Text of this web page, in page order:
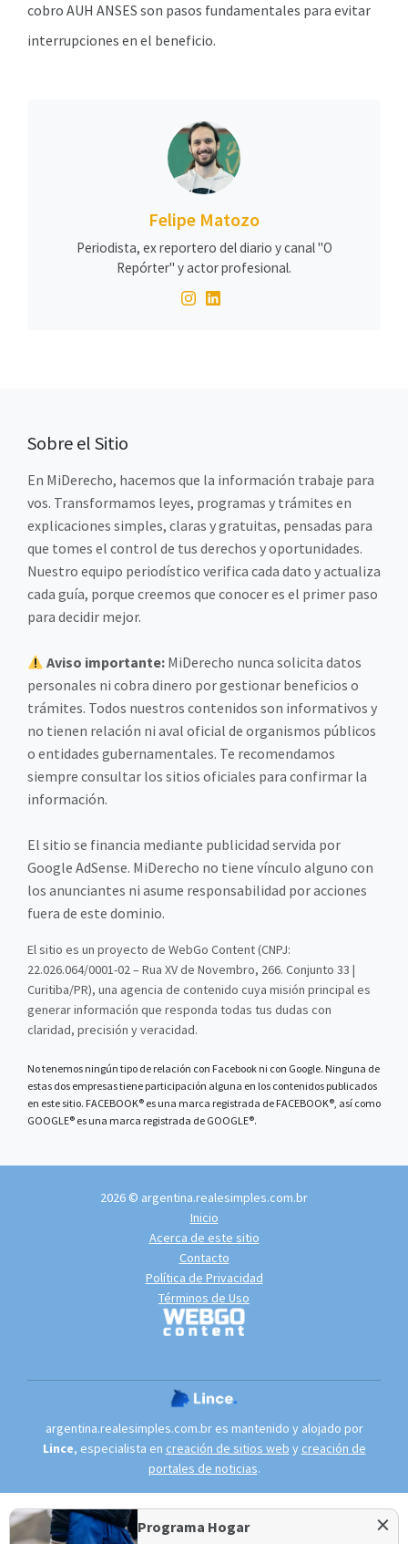
cobro AUH ANSES son pasos fundamentales para evitar
interrupciones en el beneficio.
Programa Hogar ×
Felipe Matozo
Periodista, ex reportero del diario y canal "O
Repórter" y actor profesional.
Sobre el Sitio
En MiDerecho, hacemos que la información trabaje para
vos. Transformamos leyes, programas y trámites en
explicaciones simples, claras y gratuitas, pensadas para
que tomes el control de tus derechos y oportunidades.
Nuestro equipo periodístico verifica cada dato y actualiza
cada guía, porque creemos que conocer es el primer paso
para decidir mejor.
Aviso importante: MiDerecho nunca solicita datos
personales ni cobra dinero por gestionar beneficios o
trámites. Todos nuestros contenidos son informativos y
no tienen relación ni aval oficial de organismos públicos
o entidades gubernamentales. Te recomendamos
siempre consultar los sitios oficiales para confirmar la
información.
El sitio se financia mediante publicidad servida por
Google AdSense. MiDerecho no tiene vínculo alguno con
los anunciantes ni asume responsabilidad por acciones
fuera de este dominio.
El sitio es un proyecto de WebGo Content (CNPJ:
22.026.064/0001-02 – Rua XV de Novembro, 266. Conjunto 33 |
Curitiba/PR), una agencia de contenido cuya misión principal es
generar información que responda todas tus dudas con
claridad, precisión y veracidad.
No tenemos ningún tipo de relación con Facebook ni con Google. Ninguna de
estas dos empresas tiene participación alguna en los contenidos publicados
en este sitio. FACEBOOK® es una marca registrada de FACEBOOK®, así como
GOOGLE® es una marca registrada de GOOGLE®.
2026 © argentina.realesimples.com.br
Inicio
Acerca de este sitio
Contacto
Política de Privacidad
Términos de Uso
argentina.realesimples.com.br es mantenido y alojado por
Lince, especialista en creación de sitios web y creación de
portales de noticias.